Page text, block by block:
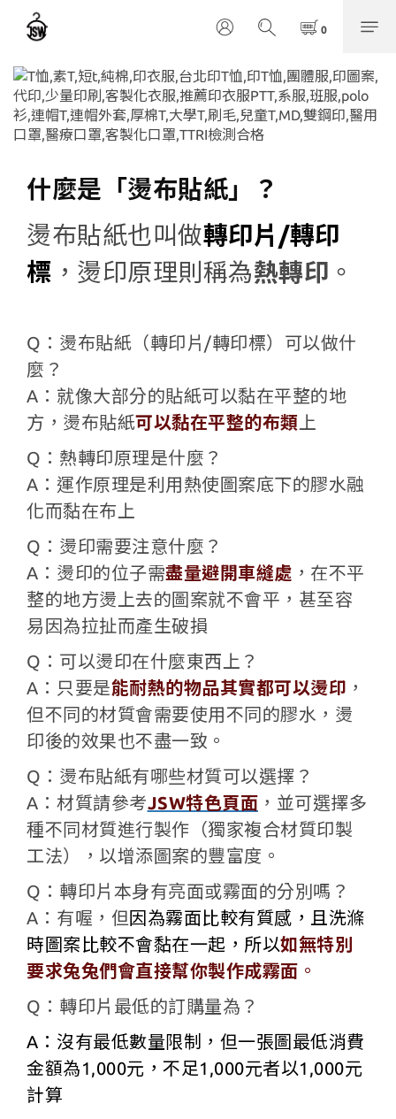
什麼是「燙布貼紙」？
燙布貼紙也叫做轉印片/轉印
標 ，燙印原理則稱為熱轉印 。
Q：燙布貼紙（轉印片/轉印標）可以做什
麼？
​A：就像大部分的貼紙可以黏在平整的地
方，燙布貼紙可以黏在平整的布類 上
Q：熱轉印原理是什麼？
​A：運作原理是利用熱使圖案底下的膠水融
化而黏在布上
Q：燙印需要注意什麼？
​A：燙印的位子需盡量避開車縫處 ，在不平
整的地方燙上去的圖案就不會平，甚至容
易因為拉扯而產生破損
Q：可以燙印在什麼東西上？
​A：只要是能耐熱的物品其實都可以燙印 ，
但不同的材質會需要使用不同的膠水，燙
印後的效果也不盡一致。
Q：燙布貼紙有哪些材質可以選擇？
​A：材質請參考JSW特色頁面 ，並可選擇多
種不同材質進行製作（獨家複合材質印製
工法），以增添圖案的豐富度。
Q：轉印片本身有亮面或霧面的分別嗎？
​A：有喔，但 因為霧面比較有質感，且洗滌
時圖案比較不會黏在一起，所以如無特別
要求兔兔們會直接幫你製作成霧面 。
Q：轉印片最低的訂購量為？
A：沒有最低數量限制，但一張圖最低消費
金額為1,000元，不足1,000元者以1,000元
計算